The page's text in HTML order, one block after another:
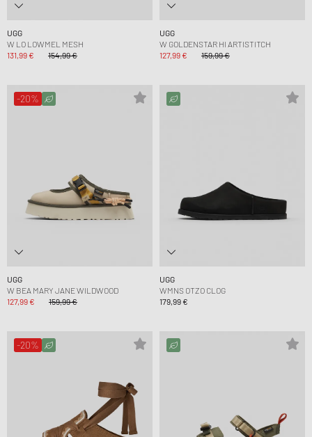
UGG
W LO LOWMEL MESH
131,99 €
154,99 €
UGG
W GOLDENSTAR HI ARTISTITCH
127,99 €
159,99 €
-20%
UGG
W BEA MARY JANE WILDWOOD
127,99 €
159,99 €
UGG
WMNS OTZO CLOG
179,99 €
-20%